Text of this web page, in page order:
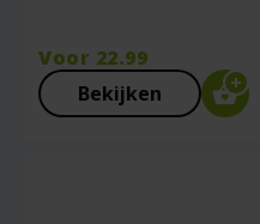
Voor 22.99
Bekijken